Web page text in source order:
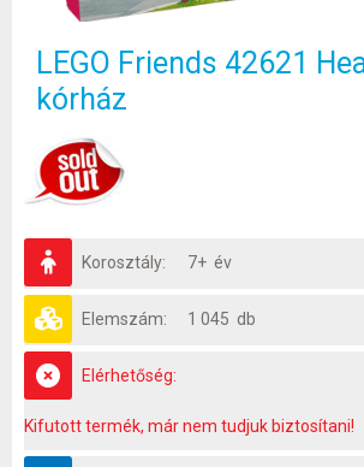
LEGO Friends 42621
kórház
Korosztály: 7+ év
Elemszám: 1 045 db
Elérhetőség:
Kifutott termék, már nem tudjuk biztosítani!